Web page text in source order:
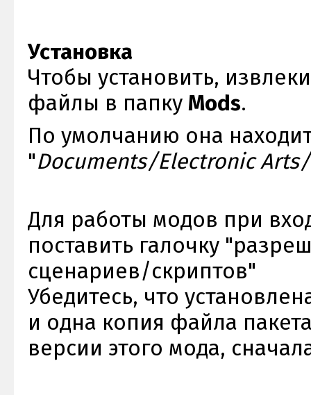
Установка
Чтобы установить,
файлы в папку Mods.
По умолчанию она
"Documents/Electronic
Для работы модов при
поставить галочку
сценариев/скриптов"
Убедитесь, что
и одна копия файла
версии этого мода,